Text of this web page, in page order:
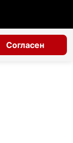
Согласен